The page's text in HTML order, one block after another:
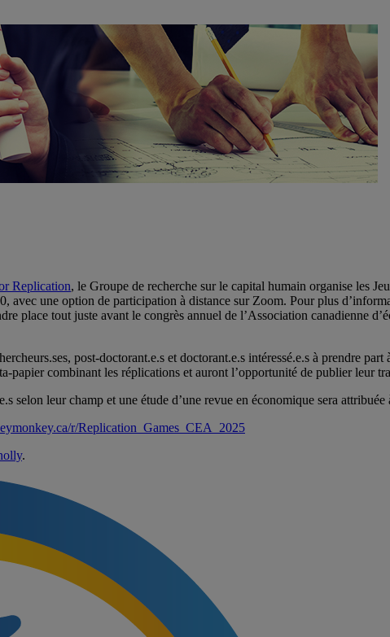
Replication, le Groupe de recherche sur le capital humain organise les
avec une option de participation à distance sur Zoom. Pour plus
place tout juste avant le congrès annuel de l’Association canadienne
post-doctorant.e.s et doctorant.e.s intéressé.e.s à prendre
papier combinant les réplications et auront l’opportunité de publier leur
selon leur champ et une étude d’une revue en économique sera
r/Replication_Games_CEA_2025
.